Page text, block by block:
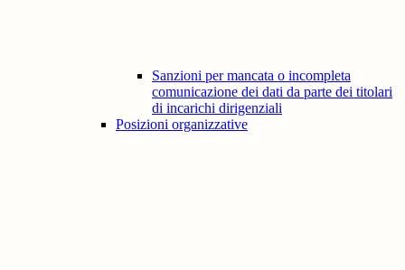
Sanzioni per mancata o incompleta
comunicazione dei dati da parte dei titolari
di incarichi dirigenziali
Posizioni organizzative